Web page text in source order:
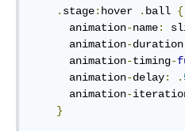
. stage: hover . ball {
animation-name:
animation-duration
animation-timing-
animation-delay: .
animation-
}